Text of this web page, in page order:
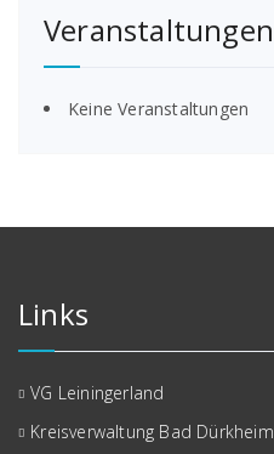
Veranstaltungen
Keine Veranstaltungen
Links
VG Leiningerland
Kreisverwaltung Bad Dürkheim